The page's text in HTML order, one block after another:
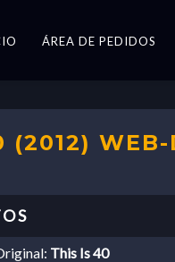
ÁREA DE PEDIDOS
(2012)
This Is 40